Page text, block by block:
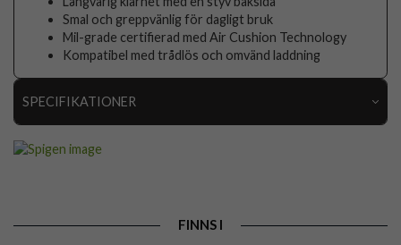
Smal och greppvänlig för dagligt bruk
Mil-grade certifierad med Air Cushion Technology
Kompatibel med trådlös och omvänd laddning
SPECIFIKATIONER
Trådlös laddning-kompatibel
FINNS I